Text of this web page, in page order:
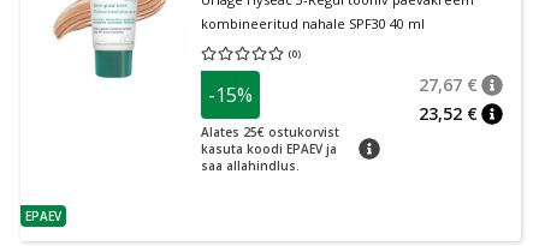
nõuanne
EPAEV
kombineeritud nahale SPF30 40 ml
(0)
Keskmine hinnang 0.00
-15%
Alates 25€ ostukorvist
kasuta koodi EPAEV ja
saa allahindlus.
nõuanne
27,67 €
23,52 €